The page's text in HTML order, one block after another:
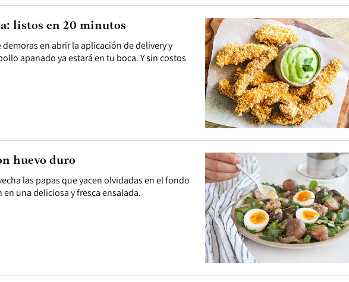
en abrir la aplicación de delivery y
apanado ya estará en tu boca. Y sin costos
listos en 20 minutos
las papas que yacen olvidadas en el fondo
una deliciosa y fresca ensalada.
huevo duro